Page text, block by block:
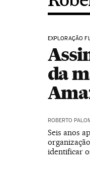
EXPLORAÇÃO
da
ROBERTO
Seis anos
identificar